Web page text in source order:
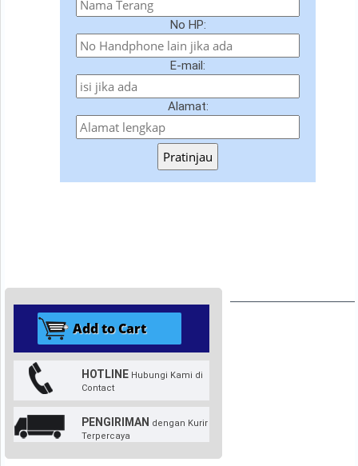
No HP:
E-mail:
Alamat:
Pratinjau
HOTLINE Hubungi Kami di
Contact
PENGIRIMAN dengan Kurir
Terpercaya